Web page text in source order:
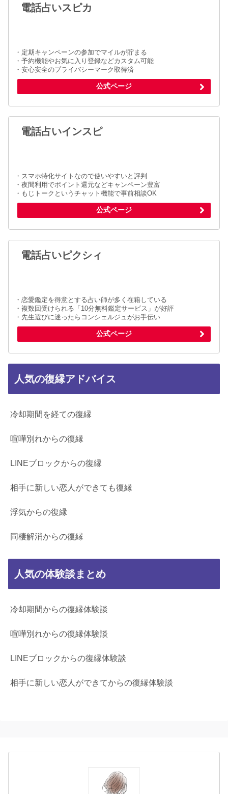
電話占いスピカ
・定期キャンペーンの参加でマイルが貯まる
・予約機能やお気に入り登録などカスタム可能
・安心安全のプライバシーマーク取得済
公式ページ
電話占いインスピ
・スマホ特化サイトなので使いやすいと評判
・夜間利用でポイント還元などキャンペーン豊富
・もじトークというチャット機能で事前相談OK
公式ページ
電話占いピクシィ
・恋愛鑑定を得意とする占い師が多く在籍している
・複数回受けられる「10分無料鑑定サービス」が好評
・先生選びに迷ったらコンシェルジュがお手伝い
公式ページ
人気の復縁アドバイス
冷却期間を経ての復縁
喧嘩別れからの復縁
LINEブロックからの復縁
相手に新しい恋人ができても復縁
浮気からの復縁
同棲解消からの復縁
人気の体験談まとめ
冷却期間からの復縁体験談
喧嘩別れからの復縁体験談
LINEブロックからの復縁体験談
相手に新しい恋人ができてからの復縁体験談